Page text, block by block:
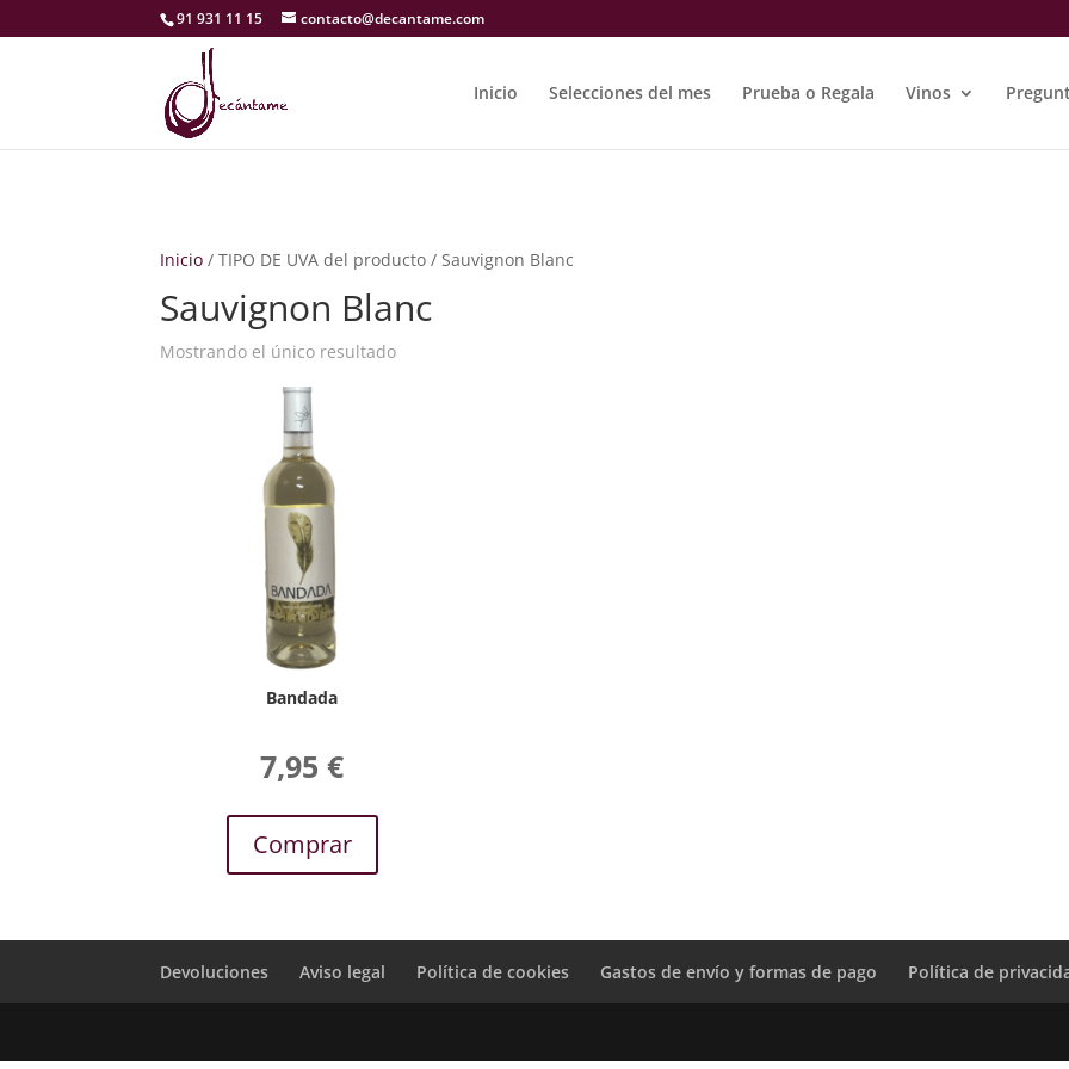
91 931 11 15 contacto@decantame.com
Inicio Selecciones del mes Prueba o Regala Vinos
Inicio / TIPO DE UVA del producto / Sauvignon Blanc
Sauvignon Blanc
Mostrando el único resultado
Bandada
7,95€
Comprar
Devoluciones Aviso legal Política de cookies Gastos de envío y formas de pago Política de